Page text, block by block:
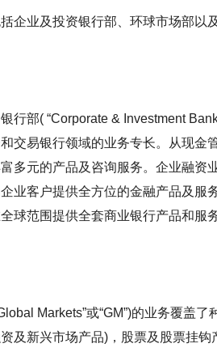
业及投资银行部、环球市场部以及
部( “Corporate & Investment
交易银行领域的业务专长。从现
多元的产品及咨询服务。企业融
业客户提供全方位的金融产品及
球范围提供全套商业银行产品和服
Markets”或“GM”)的业务覆盖
及新兴市场产品)，股票及股票挂